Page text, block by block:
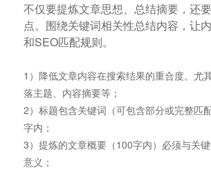
不仅要提炼文章思想、总结摘要，还
点。围绕关键词相关性总结内容，让
和SEO匹配规则。
1）降低文章内容在搜索结果的重合度。尤
落主题、内容摘要等；
2）标题包含关键词（可包含部分或完整匹
字内；
3）提炼的文章概要（100字内）必须与关
意义；